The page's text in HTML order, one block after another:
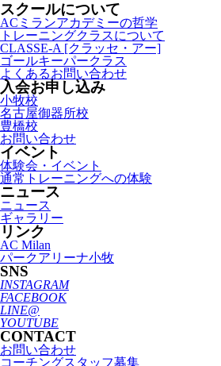
スクールについて
ACミランアカデミーの哲学
トレーニングクラスについて
CLASSE-A [クラッセ・アー]
ゴールキーパークラス
よくあるお問い合わせ
入会お申し込み
小牧校
名古屋御器所校
豊橋校
お問い合わせ
イベント
体験会・イベント
通常トレーニングへの体験
ニュース
ニュース
ギャラリー
リンク
AC Milan
パークアリーナ小牧
SNS
INSTAGRAM
FACEBOOK
LINE@
YOUTUBE
CONTACT
お問い合わせ
コーチングスタッフ募集